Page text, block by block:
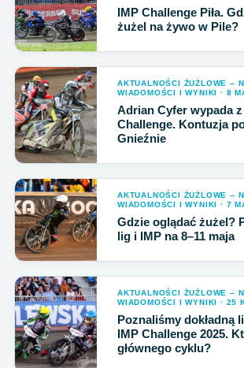
IMP Challenge Piła.
żużel na żywo w Pile?
AKTUALNOŚCI ŻUŻLOWE –
WIADOMOŚCI I WYNIKI · 8
Adrian Cyfer wypada z
Challenge. Kontuzja
Gnieźnie
AKTUALNOŚCI ŻUŻLOWE –
WIADOMOŚCI I WYNIKI · 7
Gdzie oglądać żużel?
lig i IMP na 8–11 maja
AKTUALNOŚCI ŻUŻLOWE –
WIADOMOŚCI I WYNIKI · 25
Poznaliśmy dokładną
IMP Challenge 2025.
głównego cyklu?